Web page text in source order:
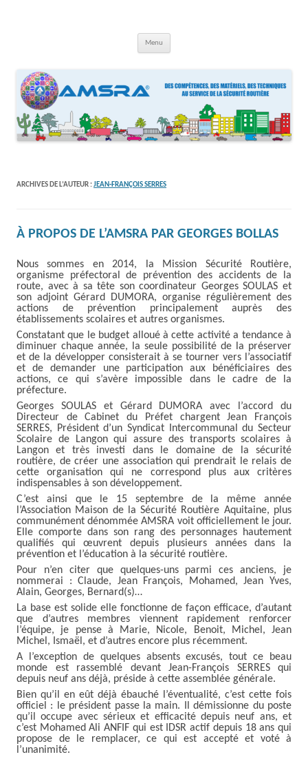
Menu
ARCHIVES DE L’AUTEUR :JEAN-FRANÇOIS SERRES
À PROPOS DE L’AMSRA PAR GEORGES BOLLAS
Nous sommes en 2014, la Mission Sécurité Routière,
organisme préfectoral de prévention des accidents de la
route, avec à sa tête son coordinateur Georges SOULAS et
son adjoint Gérard DUMORA, organise régulièrement des
actions de prévention principalement auprès des
établissements scolaires et autres organismes.
Constatant que le budget alloué à cette activité a tendance à
diminuer chaque année, la seule possibilité de la préserver
et de la développer consisterait à se tourner vers l’associatif
et de demander une participation aux bénéficiaires des
actions, ce qui s’avère impossible dans le cadre de la
préfecture.
Georges SOULAS et Gérard DUMORA avec l’accord du
Directeur de Cabinet du Préfet chargent Jean François
SERRES, Président d’un Syndicat Intercommunal du Secteur
Scolaire de Langon qui assure des transports scolaires à
Langon et très investi dans le domaine de la sécurité
routière, de créer une association qui prendrait le relais de
cette organisation qui ne correspond plus aux critères
indispensables à son développement.
C’est ainsi que le 15 septembre de la même année
l’Association Maison de la Sécurité Routière Aquitaine, plus
communément dénommée AMSRA voit officiellement le jour.
Elle comporte dans son rang des personnages hautement
qualifiés qui œuvrent depuis plusieurs années dans la
prévention et l’éducation à la sécurité routière.
Pour n’en citer que quelques-uns parmi ces anciens, je
nommerai : Claude, Jean François, Mohamed, Jean Yves,
Alain, Georges, Bernard(s)…
La base est solide elle fonctionne de façon efficace, d’autant
que d’autres membres viennent rapidement renforcer
l’équipe, je pense à Marie, Nicole, Benoit, Michel, Jean
Michel, Ismaël, et d’autres encore plus récemment.
A l’exception de quelques absents excusés, tout ce beau
monde est rassemblé devant Jean-François SERRES qui
depuis neuf ans déjà, préside à cette assemblée générale.
Bien qu’il en eût déjà ébauché l’éventualité, c’est cette fois
officiel : le président passe la main. Il démissionne du poste
qu’il occupe avec sérieux et efficacité depuis neuf ans, et
c’est Mohamed Ali ANFIF qui est IDSR actif depuis 18 ans qui
propose de le remplacer, ce qui est accepté et voté à
l’unanimité.